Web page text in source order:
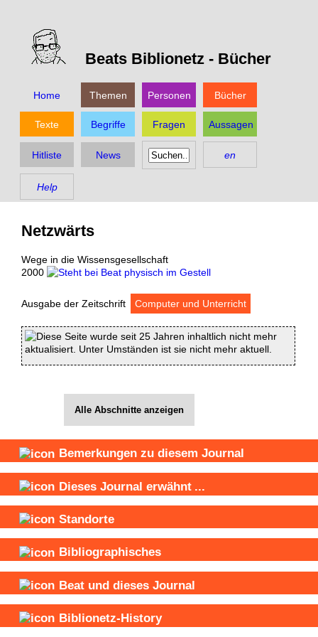
Beats Biblionetz - Bücher
Home Themen Personen Bücher
Texte Begriffe Fragen Aussagen
Hitliste News en
Help
Netzwärts
Wege in die Wissensgesellschaft
2000
Ausgabe der Zeitschrift Computer und Unterricht
Diese Seite wurde seit 25 Jahren inhaltlich nicht mehr
aktualisiert. Unter Umständen ist sie nicht mehr aktuell.
Alle Abschnitte anzeigen
Bemerkungen zu diesem Journal
Dieses Journal erwähnt ...
Standorte
Bibliographisches
Beat und dieses Journal
Biblionetz-History